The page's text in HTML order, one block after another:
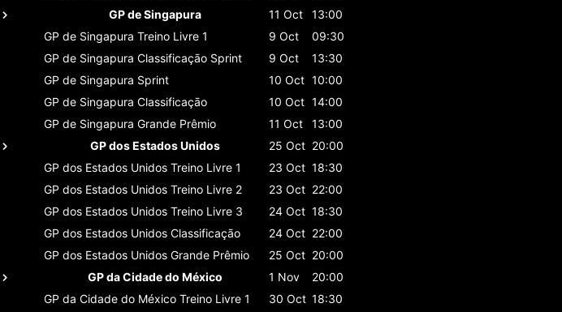
GP de Singapura
11 Oct
13:00
GP de Singapura Treino Livre 1 9 Oct
09:30
GP de Singapura Classificaçāo Sprint 9 Oct
13:30
GP de Singapura Sprint 10 Oct 10:00
GP de Singapura Classificaçāo 10 Oct 14:00
GP de Singapura Grande Prêmio 11 Oct
13:00
GP dos Estados Unidos
25 Oct 20:00
GP dos Estados Unidos Treino Livre 1 23 Oct 18:30
GP dos Estados Unidos Treino Livre 2 23 Oct 22:00
GP dos Estados Unidos Treino Livre 3 24 Oct 18:30
GP dos Estados Unidos Classificaçāo 24 Oct 22:00
GP dos Estados Unidos Grande Prêmio 25 Oct 20:00
GP da Cidade do México
1 Nov
20:00
GP da Cidade do México Treino Livre 1 30 Oct 18:30